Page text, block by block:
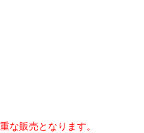
な販売となります。